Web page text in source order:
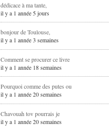
dédicace à ma tante,
il y a 1 année 5 jours
bonjour de Toulouse,
il y a 1 année 3 semaines
Comment se procurer ce livre
il y a 1 année 18 semaines
Pourquoi comme des putes ou
il y a 1 année 20 semaines
Chavouah tov pourrais je
il y a 1 année 20 semaines